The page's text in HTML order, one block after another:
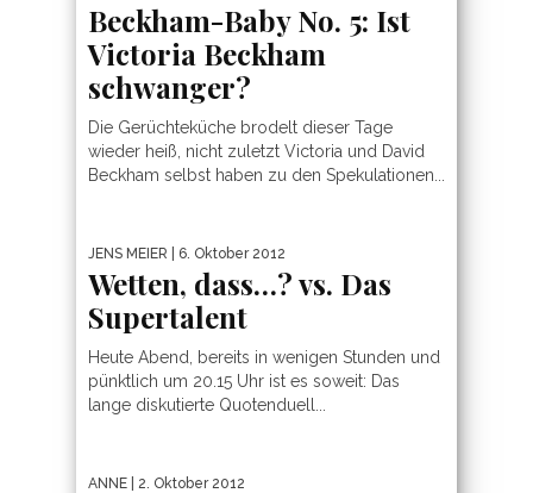
Beckham-Baby No. 5: Ist
Victoria Beckham
schwanger?
Die Gerüchteküche brodelt dieser Tage
wieder heiß, nicht zuletzt Victoria und David
Beckham selbst haben zu den Spekulationen...
JENS MEIER | 6. Oktober 2012
Wetten, dass…? vs. Das
Supertalent
Heute Abend, bereits in wenigen Stunden und
pünktlich um 20.15 Uhr ist es soweit: Das
lange diskutierte Quotenduell...
ANNE | 2. Oktober 2012